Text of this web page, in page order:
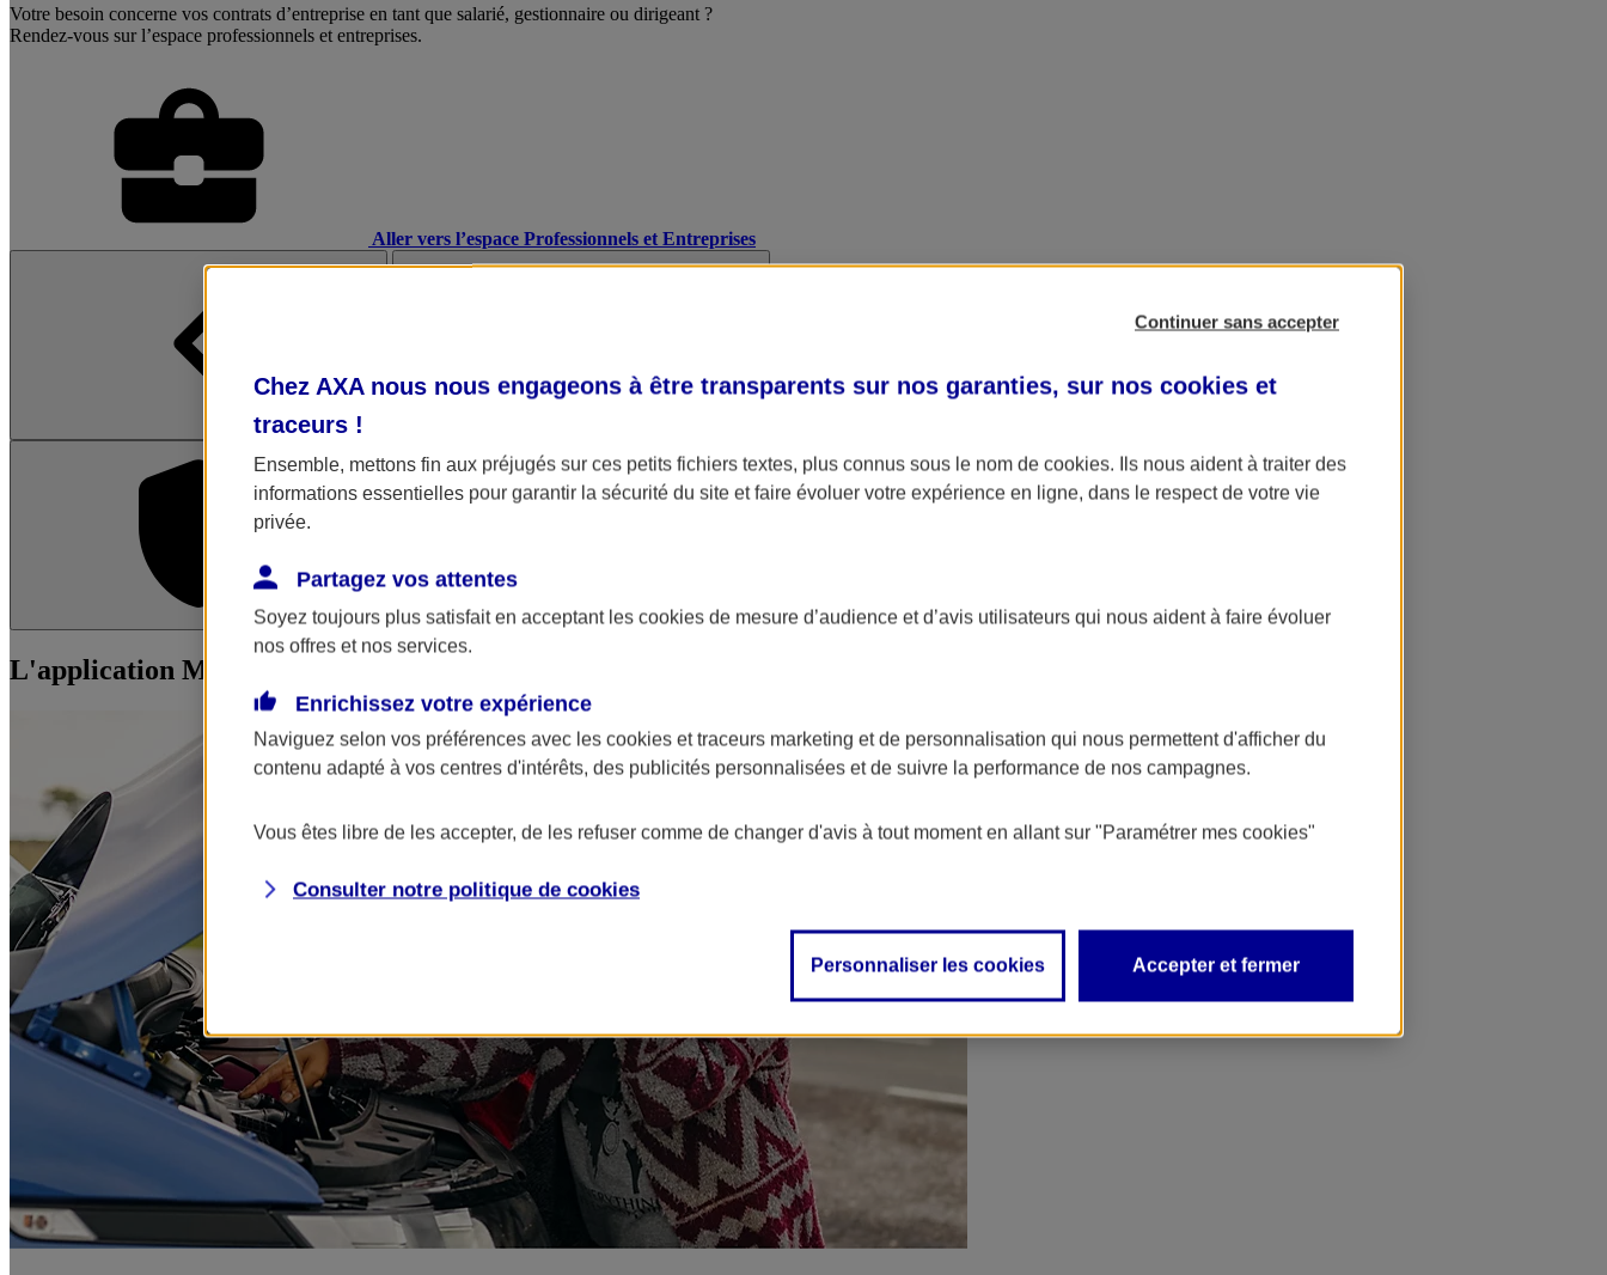
Votre besoin concerne vos contrats d’entreprise en tant que salarié, gestionnaire ou dirigeant ?
Rendez-vous sur l’espace professionnels et entreprises.
Aller vers l’espace Professionnels et Entreprises
L'application Mon AXA Assurance L'application AXA Banque
L'application Mon AXA Assurance, tous vos contrats en poche !
Continuer sans accepter
Chez AXA nous nous engageons à être transparents sur nos garanties, sur nos cookies et
traceurs !
Ensemble, mettons fin aux préjugés sur ces petits fichiers textes, plus connus sous le nom de cookies. Ils nous aident à traiter des
informations essentielles pour garantir la sécurité du site et faire évoluer votre expérience en ligne, dans le respect de votre vie
privée.
Partagez vos attentes
Soyez toujours plus satisfait en acceptant les cookies de mesure d’audience et d’avis utilisateurs qui nous aident à faire évoluer
nos offres et nos services.
Enrichissez votre expérience
Naviguez selon vos préférences avec les cookies et traceurs marketing et de personnalisation qui nous permettent d'afficher du
contenu adapté à vos centres d'intérêts, des publicités personnalisées et de suivre la performance de nos campagnes.
Vous êtes libre de les accepter, de les refuser comme de changer d'avis à tout moment en allant sur "Paramétrer mes cookies"
Consulter notre politique de cookies
Personnaliser les cookies Accepter et fermer